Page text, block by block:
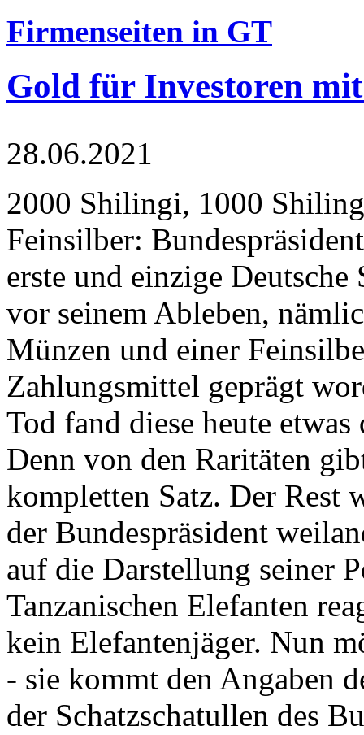
Firmenseiten in GT
Gold für Investoren
28.06.2021
2000 Shilingi, 1000
Feinsilber:
erste und einzige Deutsche
vor seinem Ableben,
Münzen und einer
Zahlungsmittel geprägt
Tod fand diese heute
Denn von den Raritäten
kompletten Satz. Der Rest
der Bundespräsident
auf die Darstellung seiner
Tanzanischen Elefanten
kein Elefantenjäger. Nun
- sie kommt den Angaben
der Schatzschatullen des